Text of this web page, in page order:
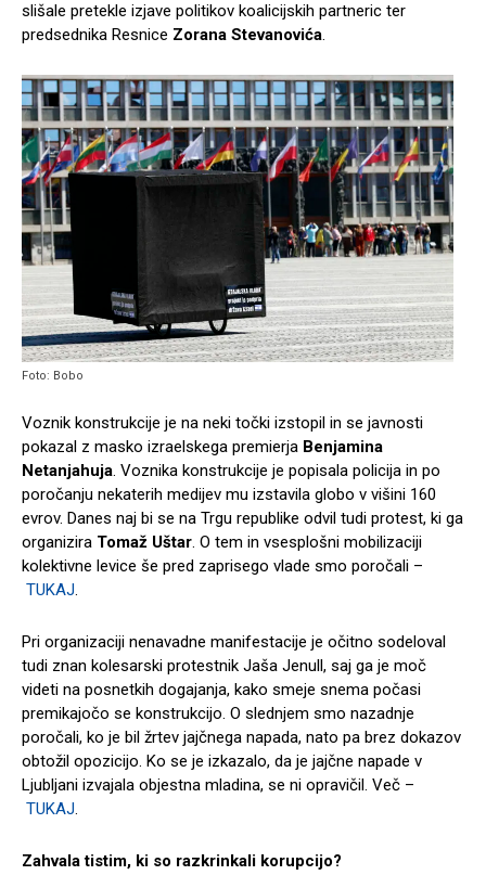
slišale pretekle izjave politikov koalicijskih partneric ter
predsednika Resnice Zorana Stevanovića.
Foto: Bobo
Voznik konstrukcije je na neki točki izstopil in se javnosti
pokazal z masko izraelskega premierja Benjamina
Netanjahuja. Voznika konstrukcije je popisala policija in po
poročanju nekaterih medijev mu izstavila globo v višini 160
evrov. Danes naj bi se na Trgu republike odvil tudi protest, ki ga
organizira Tomaž Uštar. O tem in vsesplošni mobilizaciji
kolektivne levice še pred zaprisego vlade smo poročali –
TUKAJ.
Pri organizaciji nenavadne manifestacije je očitno sodeloval
tudi znan kolesarski protestnik Jaša Jenull, saj ga je moč
videti na posnetkih dogajanja, kako smeje snema počasi
premikajočo se konstrukcijo. O slednjem smo nazadnje
poročali, ko je bil žrtev jajčnega napada, nato pa brez dokazov
obtožil opozicijo. Ko se je izkazalo, da je jajčne napade v
Ljubljani izvajala objestna mladina, se ni opravičil. Več –
TUKAJ.
Zahvala tistim, ki so razkrinkali korupcijo?